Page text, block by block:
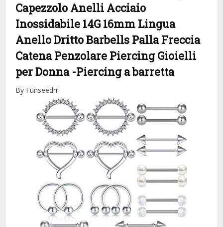
Capezzolo Anelli Acciaio
Inossidabile 14G 16mm Lingua
Anello Dritto Barbells Palla Freccia
Catena Penzolare Piercing Gioielli
per Donna -Piercing a barretta
By Funseedrr